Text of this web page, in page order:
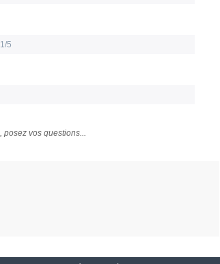
1/5
vos questions...